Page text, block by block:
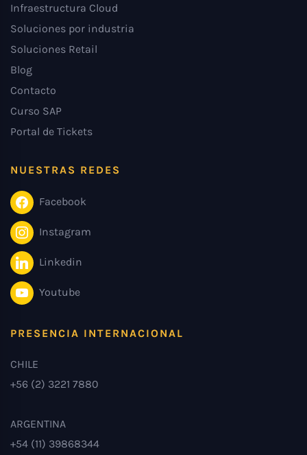
Infraestructura Cloud
Soluciones por industria
Soluciones Retail
Blog
Contacto
Curso SAP
Portal de Tickets
NUESTRAS REDES
Facebook
Instagram
Linkedin
Youtube
PRESENCIA INTERNACIONAL
CHILE
+56 (2) 3221 7880
ARGENTINA
+54 (11) 39868344